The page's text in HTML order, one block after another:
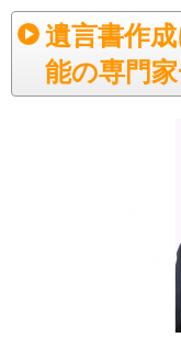
遺言書作
能の専門